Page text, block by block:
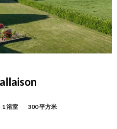
1 浴室 300 平方米